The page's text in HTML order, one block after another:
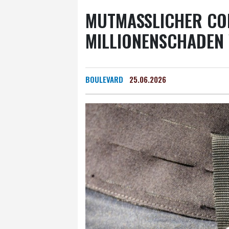
MUTMASSLICHER
ILLIONENSCHADEN
BOULEVARD 25.06.2026